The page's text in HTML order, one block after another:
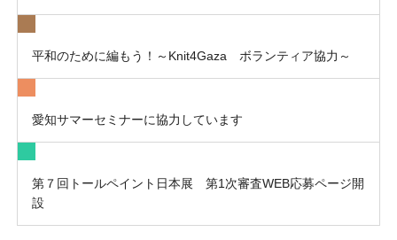
平和のために編もう！～Knit4Gaza ボランティア協力～
愛知サマーセミナーに協力しています
第７回トールペイント日本展 第1次審査WEB応募ページ開
設